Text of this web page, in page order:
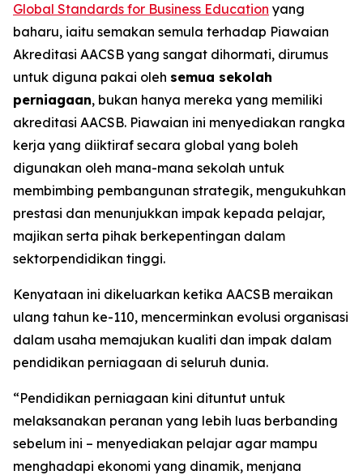
Global Standards for Business Education yang
baharu, iaitu semakan semula terhadap Piawaian
Akreditasi AACSB yang sangat dihormati, dirumus
untuk diguna pakai oleh semua sekolah
perniagaan, bukan hanya mereka yang memiliki
akreditasi AACSB. Piawaian ini menyediakan rangka
kerja yang diiktiraf secara global yang boleh
digunakan oleh mana-mana sekolah untuk
membimbing pembangunan strategik, mengukuhkan
prestasi dan menunjukkan impak kepada pelajar,
majikan serta pihak berkepentingan dalam
sektorpendidikan tinggi.
Kenyataan ini dikeluarkan ketika AACSB meraikan
ulang tahun ke-110, mencerminkan evolusi organisasi
dalam usaha memajukan kualiti dan impak dalam
pendidikan perniagaan di seluruh dunia.
“Pendidikan perniagaan kini dituntut untuk
melaksanakan peranan yang lebih luas berbanding
sebelum ini – menyediakan pelajar agar mampu
menghadapi ekonomi yang dinamik, menjana